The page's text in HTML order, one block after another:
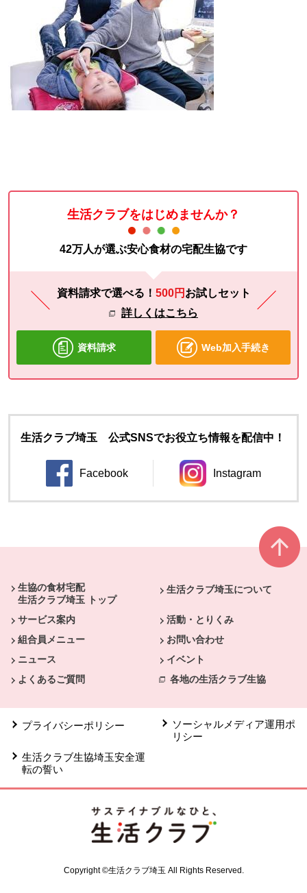
生活クラブをはじめませんか？
42万人が選ぶ安心食材の宅配生協です
資料請求で選べる！ 500円 お試しセット
詳しくはこちら
資料請求 Web加入手続き
生活クラブ埼玉 公式SNSでお役立ち情報を配信中！
Facebook
別のウィンドウで開きます。
Instagram
別のウィンドウ
生協の食材宅配
生活クラブ埼玉 トップ
生活クラブ埼玉について
サービス案内
活動・とりくみ
組合員メニュー
お問い合わせ
ニュース
イベント
よくあるご質問
各地の生活クラブ生協
プライバシーポリシー
ソーシャルメディア運用ポ
リシー
生活クラブ生協埼玉安全運
転の誓い
Copyright ©生活クラブ埼玉 All Rights Reserved.